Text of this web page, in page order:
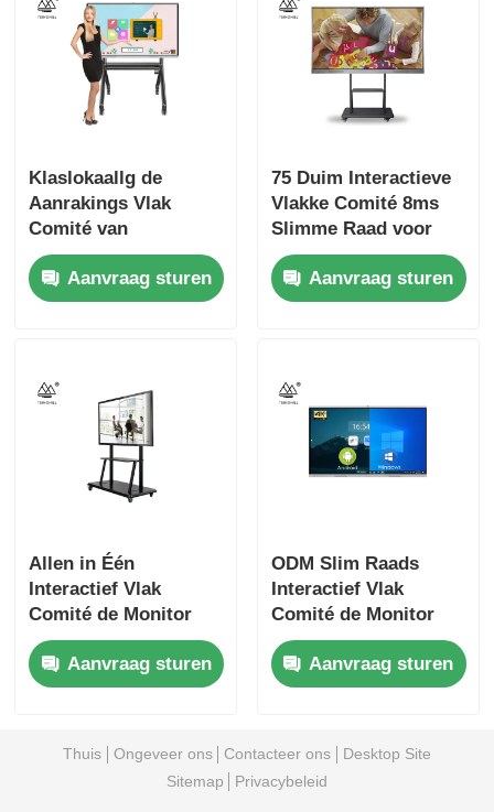
Klaslokaallg de
Aanrakings Vlak
Comité van
Whiteboard van de 86
Duim Interactief
Vertoning
Aanvraag sturen
75 Duim Interactieve
Vlakke Comité 8ms
Slimme Raad voor
Klaslokaal
Aanvraag sturen
Allen in Één
Interactief Vlak
Comité de Monitor
van het 70
Duimtouche screen
Aanvraag sturen
ODM Slim Raads
Interactief Vlak
Comité de Monitor
van het 60
Duimtouche screen
Aanvraag sturen
Thuis Ongeveer ons Contacteer ons
Desktop Site
Sitemap
Privacybeleid